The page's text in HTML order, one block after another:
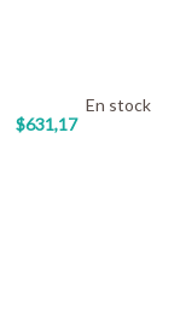
$631,17
En stock